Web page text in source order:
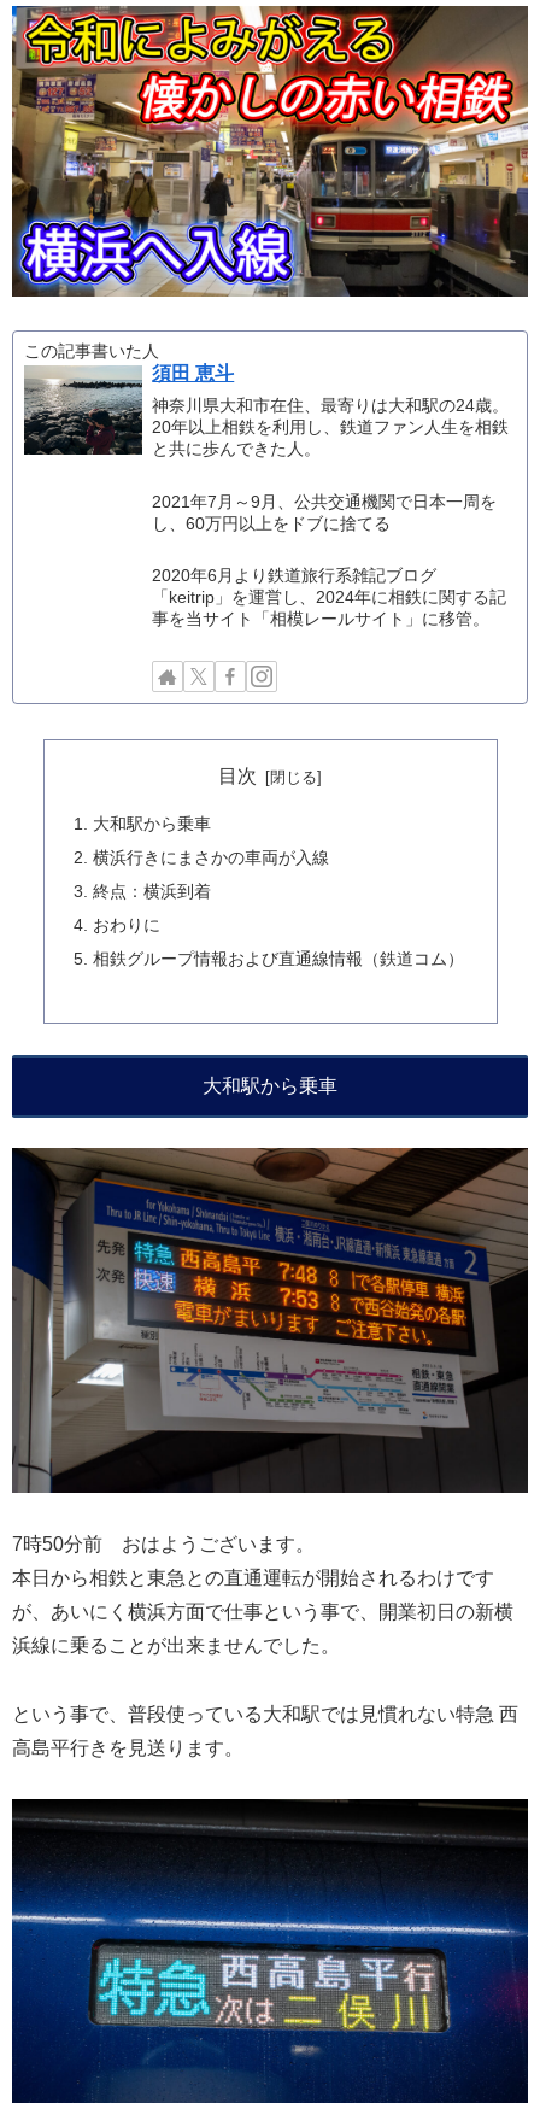
この記事書いた人
須田 恵斗
神奈川県大和市在住、最寄りは大和駅の24歳。
20年以上相鉄を利用し、鉄道ファン人生を相鉄
と共に歩んできた人。
2021年7月～9月、公共交通機関で日本一周を
し、60万円以上をドブに捨てる
2020年6月より鉄道旅行系雑記ブログ
「keitrip」を運営し、2024年に相鉄に関する記
事を当サイト「相模レールサイト」に移管。
目次
大和駅から乗車
横浜行きにまさかの車両が入線
終点：横浜到着
おわりに
相鉄グループ情報および直通線情報（鉄道コム）
大和駅から乗車
7時50分前 おはようございます。
本日から相鉄と東急との直通運転が開始されるわけです
が、あいにく横浜方面で仕事という事で、開業初日の新横
浜線に乗ることが出来ませんでした。
という事で、普段使っている大和駅では見慣れない特急 西
高島平行きを見送ります。